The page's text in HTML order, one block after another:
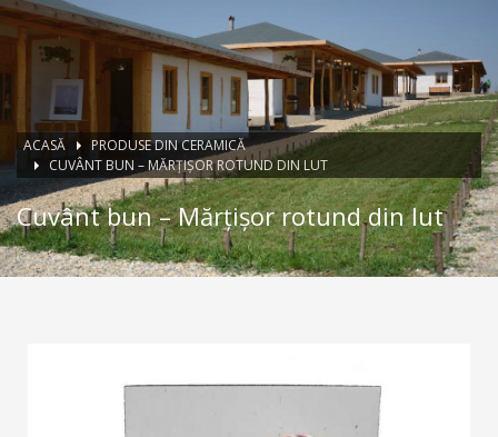
ACASĂ
PRODUSE DIN CERAMICĂ
CUVÂNT BUN – MĂRȚIȘOR ROTUND DIN LUT
Cuvânt bun – Mărțișor rotund din lut